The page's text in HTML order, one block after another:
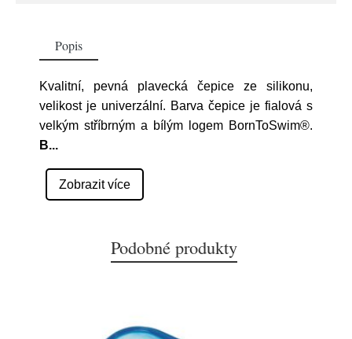
Popis
Kvalitní, pevná plavecká čepice ze silikonu,
velikost je univerzální. Barva čepice je fialová s
velkým stříbrným a bílým logem BornToSwim®.
B...
Zobrazit více
Podobné produkty